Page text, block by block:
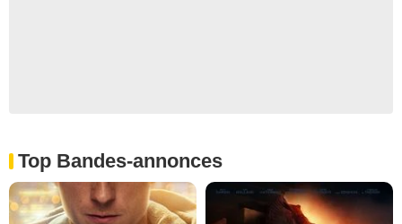
Top Bandes-annonces